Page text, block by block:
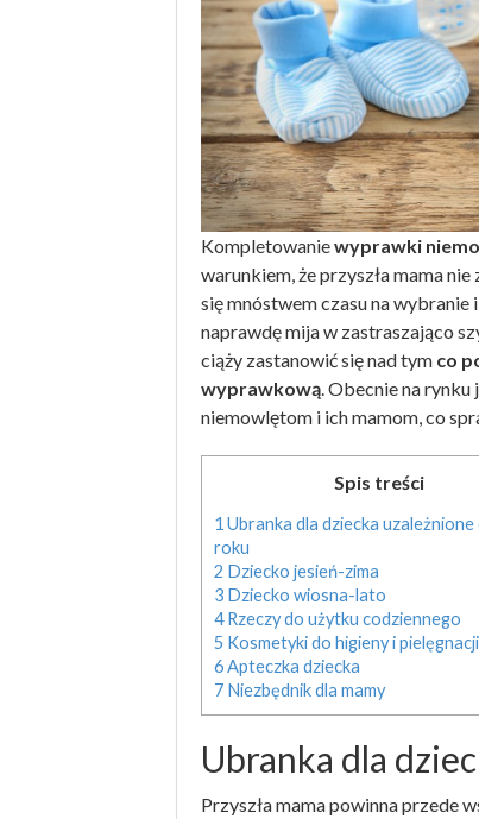
Kompletowaniewyprawki
warunkiem, że przyszła mama
się mnóstwem czasu na
naprawdę mija w zastraszająco
ciąży zastanowić się nad tym co
wyprawkową. Obecnie na
niemowlętom i ich mamom, co
Spis treści
1 Ubranka dla dziecka
roku
2 Dziecko jesień-zima
3Dziecko wiosna-lato
4Rzeczy do użytku codziennego
5Kosmetyki do higieny i
6Apteczka dziecka
7Niezbędnik dla mamy
Ubranka dla
Przyszła mama powinna przede